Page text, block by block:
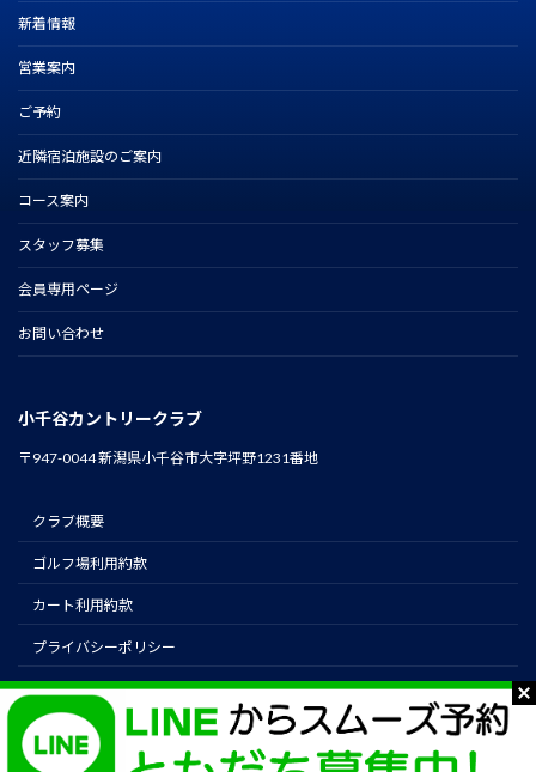
新着情報
営業案内
ご予約
近隣宿泊施設のご案内
コース案内
スタッフ募集
会員専用ページ
お問い合わせ
小千谷カントリークラブ
〒947-0044 新潟県小千谷市大字坪野1231番地
クラブ概要
ゴルフ場利用約款
カート利用約款
プライバシーポリシー
instagram